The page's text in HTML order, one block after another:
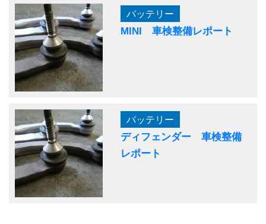
バッテリー
MINI 車検整備レポート
バッテリー
ディフェンダー 車検整備
レポート